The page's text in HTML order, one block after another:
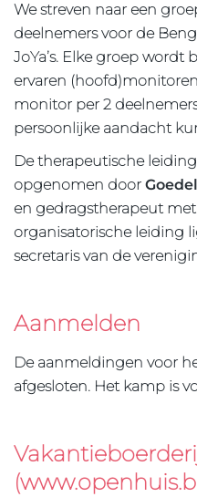
We streven naar een
deelnemers voor de
JoYa’s. Elke groep
ervaren
monitor per 2
persoonlijke aandacht
De therapeutische
opgenomen door
en gedragstherapeut
organisatorische leiding
secretaris van de
Aanmelden
De aanmeldingen voor
afgesloten. Het kamp is